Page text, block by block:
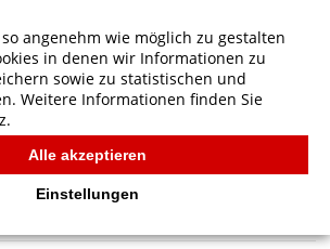
Hood
angenehm wie möglich zu gestalten
in denen wir Informationen zu
sowie zu statistischen und
Weitere Informationen finden Sie
Alle akzeptieren
Einstellungen